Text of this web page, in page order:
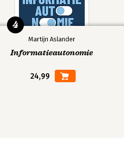
Martijn Aslander
Informatieautonomie
24,99
4